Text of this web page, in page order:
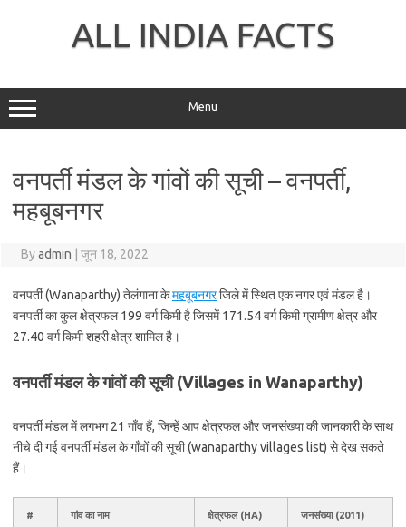
ALL INDIA FACTS
Menu
वनपर्ती मंडल के गांवों की सूची – वनपर्ती,
महबूबनगर
Byadmin जून 18, 2022
वनपर्ती (Wanaparthy) तेलंगाना केमहबूबनगरजिले में स्थित एक नगर एवं मंडल है।
वनपर्ती का कुल क्षेत्रफल 199 वर्ग किमी है जिसमें 171.54 वर्ग किमी ग्रामीण क्षेत्र और
27.40 वर्ग किमी शहरी क्षेत्र शामिल है।
वनपर्ती मंडल के गांवों की सूची (Villages in Wanaparthy)
वनपर्ती मंडल में लगभग 21 गाँव हैं, जिन्हें आप क्षेत्रफल और जनसंख्या की जानकारी के साथ
नीचे दी गई वनपर्ती मंडल के गाँवों की सूची (wanaparthy villages list) से देख सकते
हैं।
# गांव का नाम क्षेत्रफल (HA) जनसंख्या (2011)